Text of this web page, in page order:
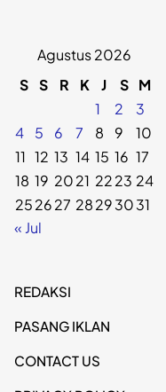
Agustus 2026
S S R K J S M
1
2
3
4
5 6 7 8 9
10
11 12 13 14 15 16 17
18 19 2021 2223 24
252627 28293031
« Jul
REDAKSI
PASANG IKLAN
CONTACT US